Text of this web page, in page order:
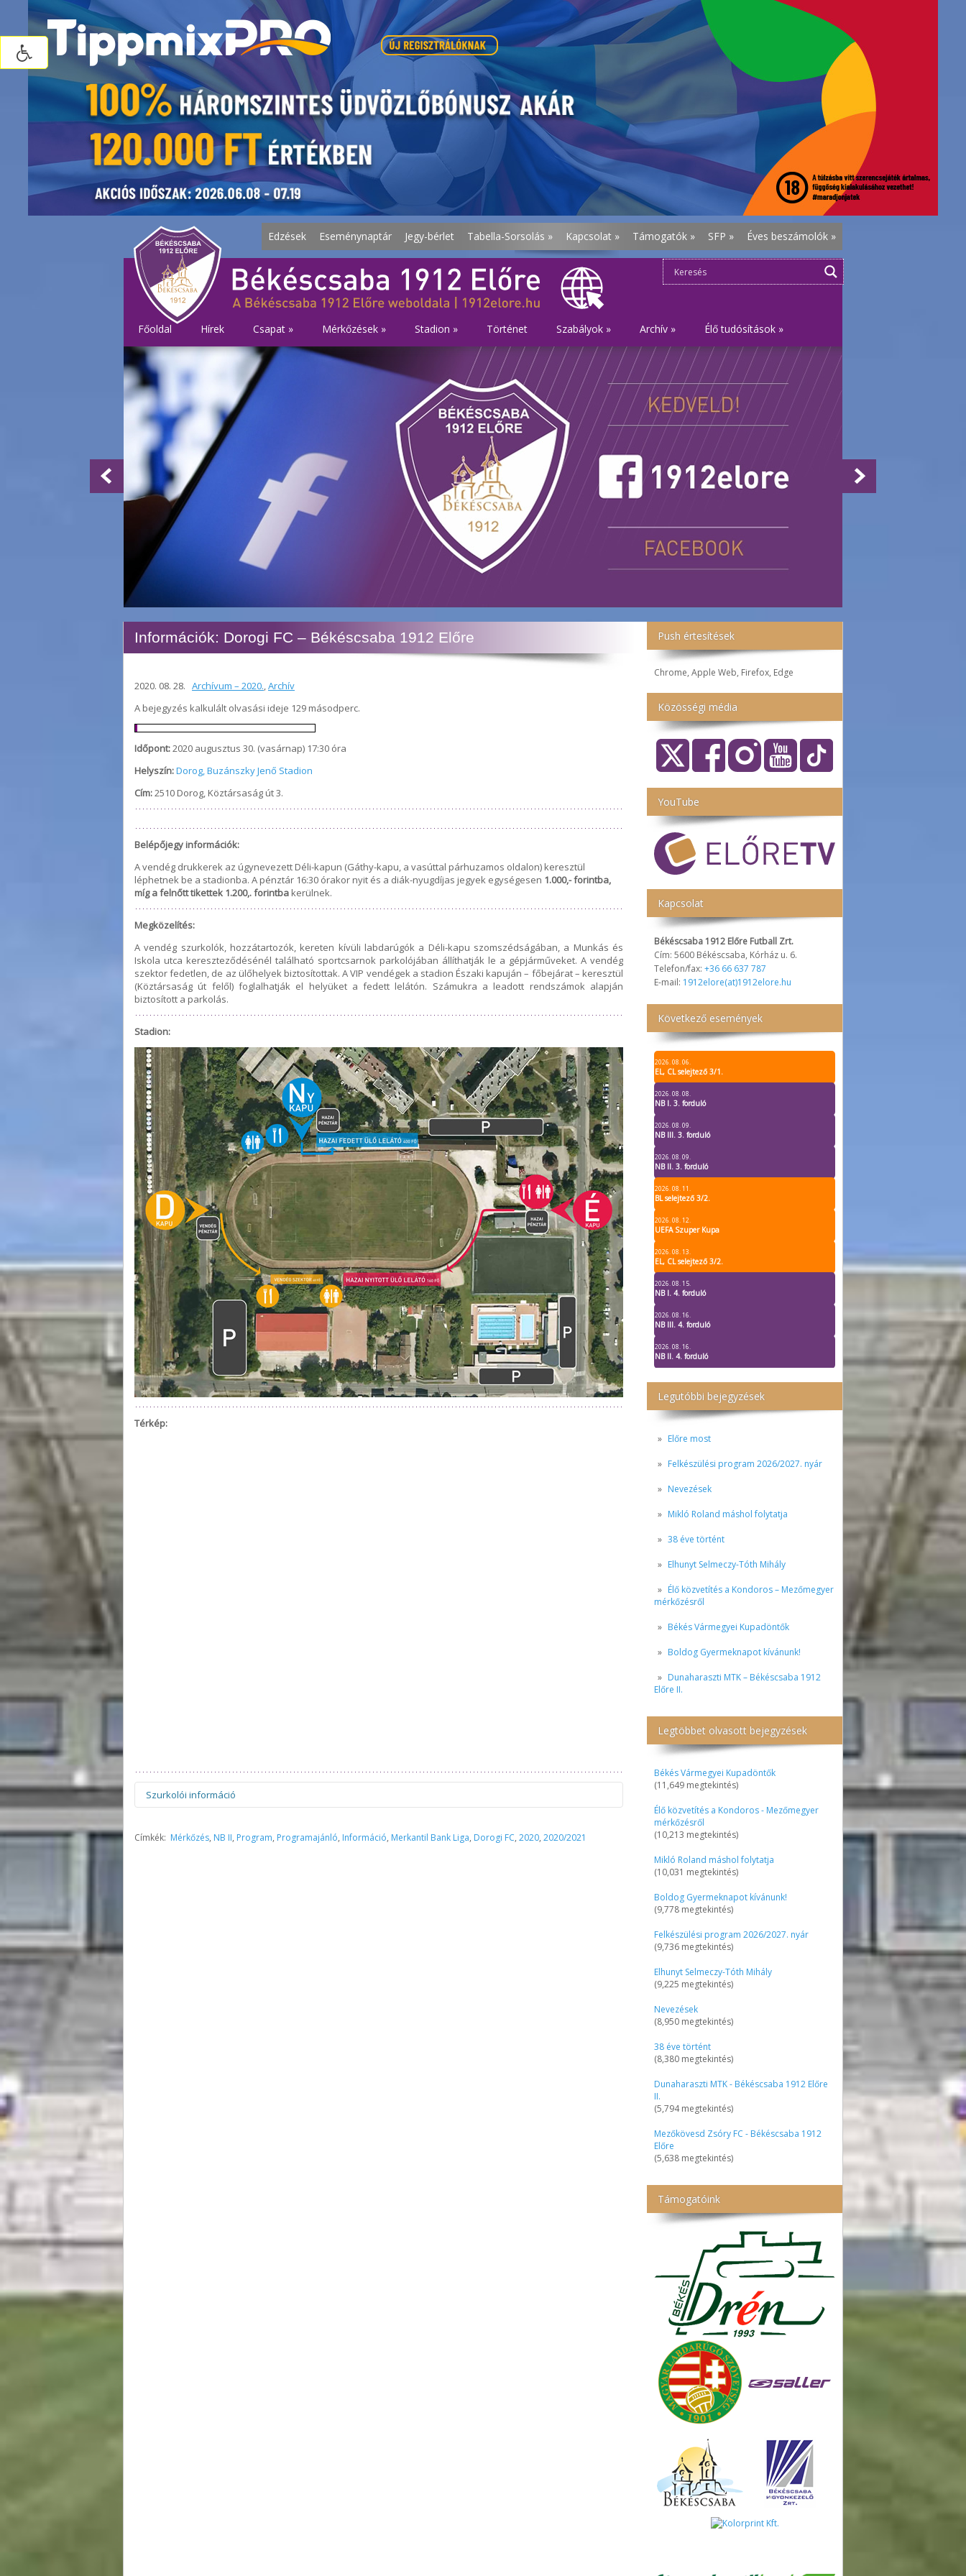
Edzések Eseménynaptár Jegy-bérlet Tabella-Sorsolás » Kapcsolat » Támogatók » SFP » Éves beszámolók »
Főoldal Hírek Csapat » Mérkőzések » Stadion » Történet Szabályok » Archív » Élő tudósítások »
Push értesítések
Chrome, Apple Web, Firefox, Edge
Közösségi média
YouTube
Kapcsolat
Békéscsaba 1912 Előre Futball Zrt.
Cím: 5600 Békéscsaba, Kórház u. 6.
Telefon/fax: +36 66 637 787
E-mail: 1912elore(at)1912elore.hu
Következő események
2026. 08. 06.
EL, CL selejtező 3/1.
2026. 08. 08.
NB I. 3. forduló
2026. 08. 09.
NB III. 3. forduló
2026. 08. 09.
NB II. 3. forduló
2026. 08. 11.
BL selejtező 3/2.
2026. 08. 12.
UEFA Szuper Kupa
2026. 08. 13.
EL, CL selejtező 3/2.
2026. 08. 15.
NB I. 4. forduló
2026. 08. 16.
NB III. 4. forduló
2026. 08. 16.
NB II. 4. forduló
Legutóbbi bejegyzések
Előre most
Felkészülési program 2026/2027. nyár
Nevezések
Mikló Roland máshol folytatja
38 éve történt
Elhunyt Selmeczy-Tóth Mihály
Élő közvetítés a Kondoros – Mezőmegyer
mérkőzésről
Békés Vármegyei Kupadöntők
Boldog Gyermeknapot kívánunk!
Dunaharaszti MTK – Békéscsaba 1912
Előre II.
Legtöbbet olvasott bejegyzések
Békés Vármegyei Kupadöntők
(11,649 megtekintés)
Élő közvetítés a Kondoros - Mezőmegyer
mérkőzésről
(10,213 megtekintés)
Mikló Roland máshol folytatja
(10,031 megtekintés)
Boldog Gyermeknapot kívánunk!
(9,778 megtekintés)
Felkészülési program 2026/2027. nyár
(9,736 megtekintés)
Elhunyt Selmeczy-Tóth Mihály
(9,225 megtekintés)
Nevezések
(8,950 megtekintés)
38 éve történt
(8,380 megtekintés)
Dunaharaszti MTK - Békéscsaba 1912 Előre
II.
(5,794 megtekintés)
Mezőkövesd Zsóry FC - Békéscsaba 1912
Előre
(5,638 megtekintés)
Támogatóink
Információk: Dorogi FC – Békéscsaba 1912 Előre
2020. 08. 28. Archívum – 2020.,Archív
A bejegyzés kalkulált olvasási ideje 129 másodperc.
Időpont:2020 augusztus 30. (vasárnap) 17:30 óra
Helyszín:Dorog, Buzánszky Jenő Stadion
Cím:2510 Dorog, Köztársaság út 3.
Belépőjegy információk:
A vendég drukkerek az úgynevezett Déli-kapun (Gáthy-kapu, a vasúttal párhuzamos oldalon) keresztül
léphetnek be a stadionba. A pénztár 16:30 órakor nyit és a diák-nyugdíjas jegyek egységesen 1.000,- forintba,
míg a felnőtt tikettek 1.200,. forintba kerülnek.
Megközelítés:
A vendég szurkolók, hozzátartozók, kereten kívüli labdarúgók a Déli-kapu szomszédságában, a Munkás és
Iskola utca kereszteződésénél található sportcsarnok parkolójában állíthatják le a gépjárműveket. A vendég
szektor fedetlen, de az ülőhelyek biztosítottak. A VIP vendégek a stadion Északi kapuján – főbejárat – keresztül
(Köztársaság út felől) foglalhatják el helyüket a fedett lelátón. Számukra a leadott rendszámok alapján
biztosított a parkolás.
Stadion:
Térkép:
Szurkolói információ
esetben szíveskedjenek figyelmesen elolvasni a mérkőzésekkel kapcsolatos információkat, melyeket
Címkék: Mérkőzés, NB II, Program, Programajánló, Információ, Merkantil Bank Liga, Dorogi FC, 2020, 2020/2021